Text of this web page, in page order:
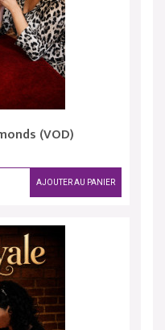
(VOD)
AJOUTER AU PANIER